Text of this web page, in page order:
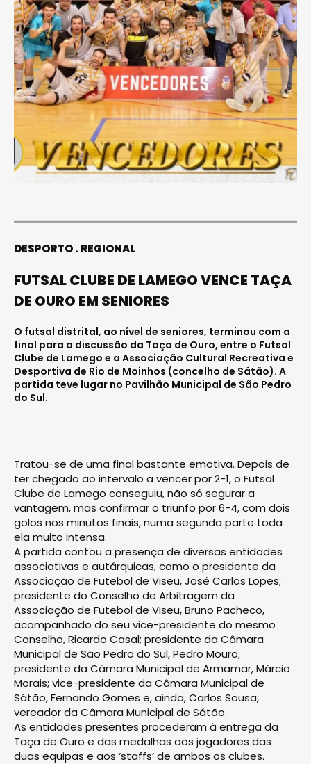
DESPORTO REGIONAL
FUTSAL CLUBE DE LAMEGO VENCE TAÇA
DE OURO EM SENIORES
O futsal distrital, ao nível de seniores, terminou com a
final para a discussão da Taça de Ouro, entre o Futsal
Clube de Lamego e a Associação Cultural Recreativa e
Desportiva de Rio de Moinhos (concelho de Sátão). A
partida teve lugar no Pavilhão Municipal de São Pedro
do Sul.
Tratou-se de uma final bastante emotiva. Depois de
ter chegado ao intervalo a vencer por 2-1, o Futsal
Clube de Lamego conseguiu, não só segurar a
vantagem, mas confirmar o triunfo por 6-4, com dois
golos nos minutos finais, numa segunda parte toda
ela muito intensa.
A partida contou a presença de diversas entidades
associativas e autárquicas, como o presidente da
Associação de Futebol de Viseu, José Carlos Lopes;
presidente do Conselho de Arbitragem da
Associação de Futebol de Viseu, Bruno Pacheco,
acompanhado do seu vice-presidente do mesmo
Conselho, Ricardo Casal; presidente da Câmara
Municipal de São Pedro do Sul, Pedro Mouro;
presidente da Câmara Municipal de Armamar, Márcio
Morais; vice-presidente da Câmara Municipal de
Sátão, Fernando Gomes e, ainda, Carlos Sousa,
vereador da Câmara Municipal de Sátão.
As entidades presentes procederam à entrega da
Taça de Ouro e das medalhas aos jogadores das
duas equipas e aos ‘staffs’ de ambos os clubes.